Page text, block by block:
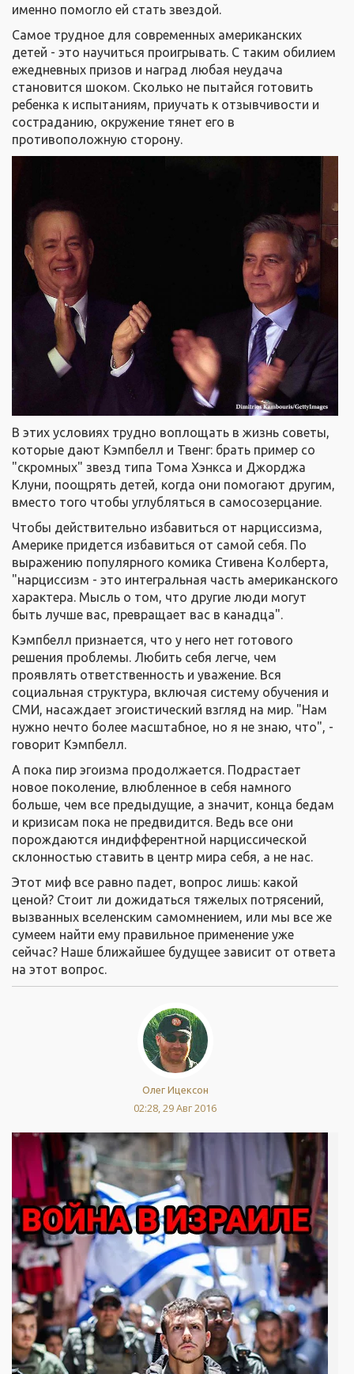
именно помогло ей стать звездой.
Самое трудное для современных американских
детей - это научиться проигрывать. С таким обилием
ежедневных призов и наград любая неудача
становится шоком. Сколько не пытайся готовить
ребенка к испытаниям, приучать к отзывчивости и
состраданию, окружение тянет его в
противоположную сторону.
В этих условиях трудно воплощать в жизнь советы,
которые дают Кэмпбелл и Твенг: брать пример со
"скромных" звезд типа Тома Хэнкса и Джорджа
Клуни, поощрять детей, когда они помогают другим,
вместо того чтобы углубляться в самосозерцание.
Чтобы действительно избавиться от нарциссизма,
Америке придется избавиться от самой себя. По
выражению популярного комика Стивена Колберта,
"нарциссизм - это интегральная часть американского
характера. Мысль о том, что другие люди могут
быть лучше вас, превращает вас в канадца".
Кэмпбелл признается, что у него нет готового
решения проблемы. Любить себя легче, чем
проявлять ответственность и уважение. Вся
социальная структура, включая систему обучения и
СМИ, насаждает эгоистический взгляд на мир. "Нам
нужно нечто более масштабное, но я не знаю, что", -
говорит Кэмпбелл.
А пока пир эгоизма продолжается. Подрастает
новое поколение, влюбленное в себя намного
больше, чем все предыдущие, а значит, конца бедам
и кризисам пока не предвидится. Ведь все они
порождаются индифферентной нарциссической
склонностью ставить в центр мира себя, а не нас.
Этот миф все равно падет, вопрос лишь: какой
ценой? Стоит ли дожидаться тяжелых потрясений,
вызванных вселенским самомнением, или мы все же
сумеем найти ему правильное применение уже
сейчас? Наше ближайшее будущее зависит от ответа
на этот вопрос.
Олег Ицексон
02:28, 29 Авг 2016